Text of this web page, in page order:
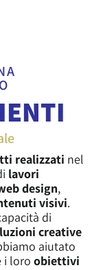
realizzati nel
lavori
design,
visivi.
di
creative
aiutato
i loro obiettivi